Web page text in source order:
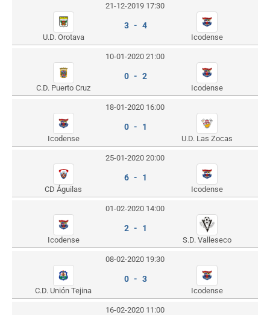
21-12-2019 17:30
U.D. Orotava
3 - 4
Icodense
10-01-2020 21:00
C.D. Puerto Cruz
0 - 2
Icodense
18-01-2020 16:00
Icodense
0 - 1
U.D. Las Zocas
25-01-2020 20:00
CD Águilas
6 - 1
Icodense
01-02-2020 14:00
Icodense
2 - 1
S.D. Valleseco
08-02-2020 19:30
C.D. Unión Tejina
0 - 3
Icodense
16-02-2020 11:00